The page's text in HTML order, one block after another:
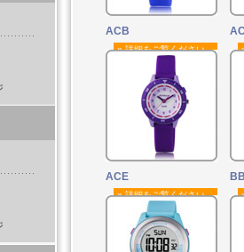
ACB
» 詳細をご覧ください。
ACE
» 詳細をご覧ください。